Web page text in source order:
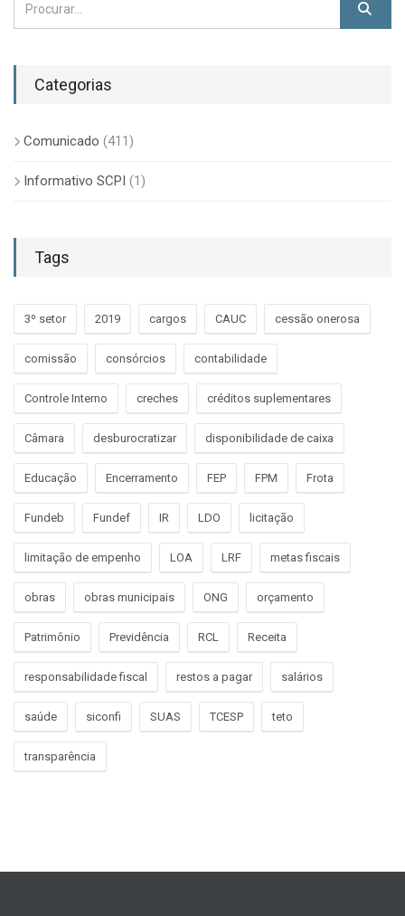
Categorias
Comunicado (411)
Informativo SCPI (1)
Tags
3º setor 2019 cargos CAUC cessão onerosa
comissão consórcios contabilidade
Controle Interno creches créditos suplementares
Câmara desburocratizar disponibilidade de caixa
Educação Encerramento FEP FPM Frota
Fundeb Fundef IR LDO licitação
limitação de empenho LOA LRF metas fiscais
obras obras municipais ONG orçamento
Patrimônio Previdência RCL Receita
responsabilidade fiscal restos a pagar salários
saúde siconfi SUAS TCESP teto
transparência